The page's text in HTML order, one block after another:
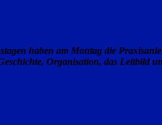
haben am Montag die
Organisation, das Leitbild